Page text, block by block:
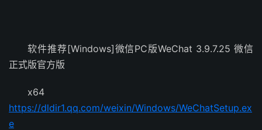
软件推荐[Windows]微信PC版WeChat 3.9.7.25 微信
正式版官方版
x64
https://dldir1.qq.com/weixin/Windows/WeChatSetup.ex
e